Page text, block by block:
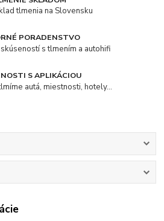
tlmenia na Slovensku
PORADENSTVO
s tlmením a autohifi
S APLIKÁCIOU
autá, miestnosti, hotely...